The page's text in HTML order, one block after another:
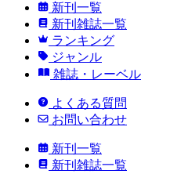
新刊一覧
新刊雑誌一覧
ランキング
ジャンル
雑誌・レーベル
よくある質問
お問い合わせ
新刊一覧
新刊雑誌一覧